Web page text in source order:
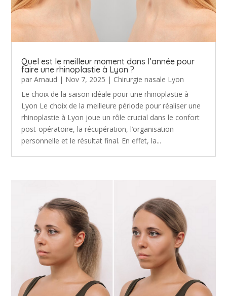
Quel est le meilleur moment dans l’année pour
faire une rhinoplastie à Lyon ?
parArnaud | Nov 7, 2025 | Chirurgie nasale Lyon
Le choix de la saison idéale pour une rhinoplastie à
Lyon Le choix de la meilleure période pour réaliser une
rhinoplastie à Lyon joue un rôle crucial dans le confort
post-opératoire, la récupération, l’organisation
personnelle et le résultat final. En effet, la...